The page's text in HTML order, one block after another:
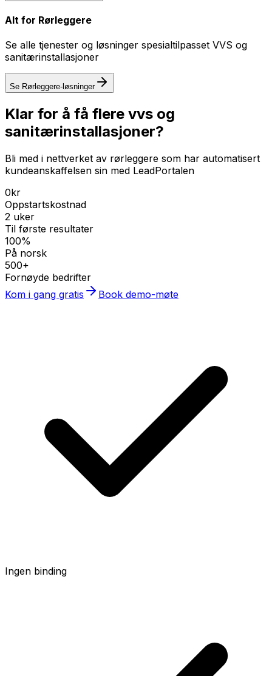
Alt for Rørleggere
Se alle tjenester og løsninger spesialtilpasset VVS og
sanitærinstallasjoner
Se Rørleggere-løsninger
Klar for å få flere vvs og
sanitærinstallasjoner?
Bli med i nettverket av rørleggere som har automatisert
kundeanskaffelsen sin med LeadPortalen
0kr
Oppstartskostnad
2 uker
Til første resultater
100%
På norsk
500+
Fornøyde bedrifter
Kom i gang gratis
Book demo-møte
Ingen binding